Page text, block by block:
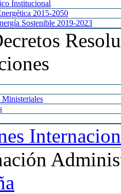
Institucional
2015-2050
Sostenible 2019-2023
Ministeriales